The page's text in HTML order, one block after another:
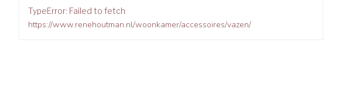
TypeError: Failed to fetch
https://www.renehoutman.nl/woonkamer/accessoires/vazen/